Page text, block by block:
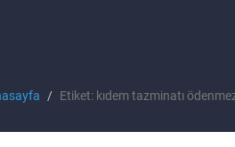
Etiket: kıdem tazminatı